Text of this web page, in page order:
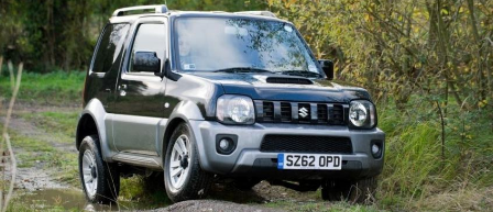
Sami więc decydujemy, jak ma wyglądać Suzuki Jimny, które
kupimy i jakie ma mieć osiągi i udogodnienia. Z tym autem
spędzimy przecież najbliższe lata (a przynajmniej – miesiące),
warto więc przyłożyć się do konfiguracji, by nasze Suzuki Jimny z
salonu spełniło nasze oczekiwania.
Co do finalnej ceny, to należy pamiętać, że oferując model
Suzuki Jimny dealer może też mieć własne upusty i promocje,
zatem zawsze przed zakupem możesz jeszcze negocjować
cenę.